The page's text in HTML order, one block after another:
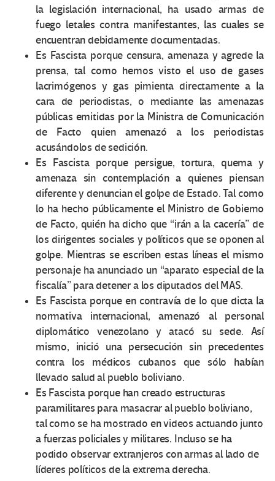
la legislación internacional, ha usado armas de
fuego letales contra manifestantes, las cuales se
encuentran debidamente documentadas.
Es Fascista porque censura, amenaza y agrede la
prensa, tal como hemos visto el uso de gases
lacrimógenos y gas pimienta directamente a la
cara de periodistas, o mediante las amenazas
públicas emitidas por la Ministra de Comunicación
de Facto quien amenazó a los periodistas
acusándolos de sedición.
Es Fascista porque persigue, tortura, quema y
amenaza sin contemplación a quienes piensan
diferente y denuncian el golpe de Estado. Tal como
lo ha hecho públicamente el Ministro de Gobierno
de Facto, quién ha dicho que “irán a la cacería” de
los dirigentes sociales y políticos que se oponen al
golpe. Mientras se escriben estas líneas el mismo
personaje ha anunciado un “aparato especial de la
fiscalía” para detener a los diputados del MAS.
Es Fascista porque en contravía de lo que dicta la
normativa internacional, amenazó al personal
diplomático venezolano y atacó su sede. Así
mismo, inició una persecución sin precedentes
contra los médicos cubanos que sólo habían
llevado salud al pueblo boliviano.
Es Fascista porque han creado estructuras
paramilitares para masacrar al pueblo boliviano,
tal como se ha mostrado en videos actuando junto
a fuerzas policiales y militares. Incluso se ha
podido observar extranjeros con armas al lado de
líderes políticos de la extrema derecha.